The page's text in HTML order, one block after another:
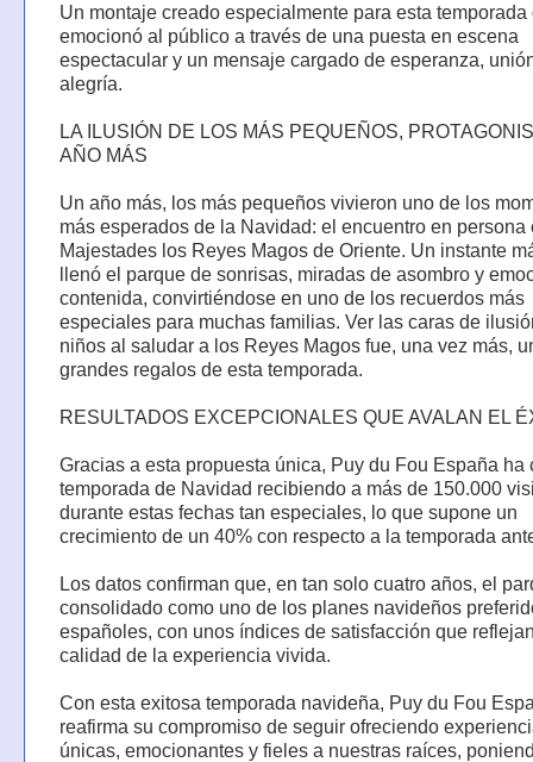
Un montaje creado especialmente para esta temporada
emocionó al público a través de una puesta en escena
espectacular y un mensaje cargado de esperanza,
alegría.
LA ILUSIÓN DE LOS MÁS PEQUEÑOS,
AÑO MÁS
Un año más, los más pequeños vivieron uno de los
más esperados de la Navidad: el encuentro en persona
Majestades los Reyes Magos de Oriente. Un instante
llenó el parque de sonrisas, miradas de asombro y
contenida, convirtiéndose en uno de los recuerdos más
especiales para muchas familias. Ver las caras de
niños al saludar a los Reyes Magos fue, una vez más,
grandes regalos de esta temporada.
RESULTADOS EXCEPCIONALES QUE AVALAN EL
Gracias a esta propuesta única, Puy du Fou España ha
temporada de Navidad recibiendo a más de 150.000
durante estas fechas tan especiales, lo que supone un
crecimiento de un 40% con respecto a la temporada
Los datos confirman que, en tan solo cuatro años, el
consolidado como uno de los planes navideños
españoles, con unos índices de satisfacción que
calidad de la experiencia vivida.
Con esta exitosa temporada navideña, Puy du Fou
reafirma su compromiso de seguir ofreciendo
únicas, emocionantes y fieles a nuestras raíces,